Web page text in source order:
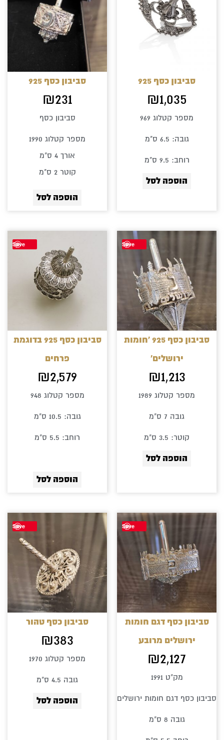
סביבון כסף 925
₪1,035
מספר קטלוג 969
גובה: 6.5 ס"מ
רוחב: 9.5 ס"מ
הוספה לסל
סביבון כסף 925
₪231
סביבון כסף
מספר קטלוג 1990
אורך 4 ס"מ
קוטר 2 ס"מ
הוספה לסל
Save
סביבון כסף 925 'חומות
ירושלים'
₪1,213
מספר קטלוג 1989
גובה 7 ס"מ
קוטר: 3.5 ס"מ
הוספה לסל
Save
סביבון כסף 925 בדוגמת
פרחים
₪2,579
מספר קטלוג 948
גובה: 10.5 ס"מ
רוחב: 5.5 ס"מ
הוספה לסל
Save
סביבון כסף דגם חומות
ירושלים מרובע
₪2,127
מק"ט 1991
סביבון כסף דגם חומות ירושלים
גובה 8 ס"מ
Save
סביבון כסף טהור
₪383
מספר קטלוג 1970
גובה 4.5 ס"מ
הוספה לסל